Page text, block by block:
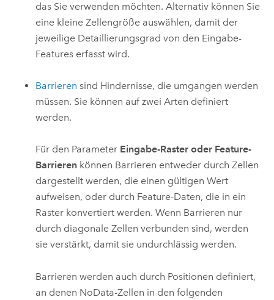
das Sie verwenden möchten. Alternativ können Sie
eine kleine Zellengröße auswählen, damit der
jeweilige Detaillierungsgrad von den Eingabe-
Features erfasst wird.
Barrieren sind Hindernisse, die umgangen werden
müssen. Sie können auf zwei Arten definiert
werden.
Für den Parameter Eingabe-Raster oder Feature-
Barrieren können Barrieren entweder durch Zellen
dargestellt werden, die einen gültigen Wert
aufweisen, oder durch Feature-Daten, die in ein
Raster konvertiert werden. Wenn Barrieren nur
durch diagonale Zellen verbunden sind, werden
sie verstärkt, damit sie undurchlässig werden.
Barrieren werden auch durch Positionen definiert,
an denen NoData-Zellen in den folgenden